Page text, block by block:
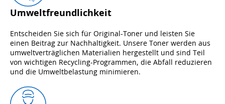
Umweltfreundlichkeit
Entscheiden Sie sich für Original-Toner und leisten Sie
einen Beitrag zur Nachhaltigkeit. Unsere Toner werden aus
umweltverträglichen Materialien hergestellt und sind Teil
von wichtigen Recycling-Programmen, die Abfall reduzieren
und die Umweltbelastung minimieren.